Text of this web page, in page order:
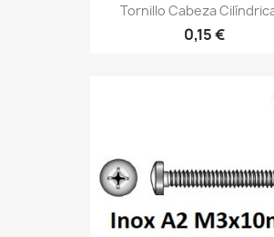
Tornillo Cabeza
0,15 €